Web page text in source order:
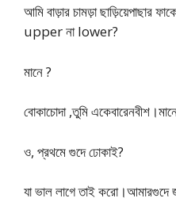
আমি বাড়ার চামড়া ছাড়িয়েপাছার
upper না lower?
মানে ?
বোকাচোদা ,তুমি
ও, প্রথমে গুদে ঢোকাই?
যা ভাল লাগে তাই